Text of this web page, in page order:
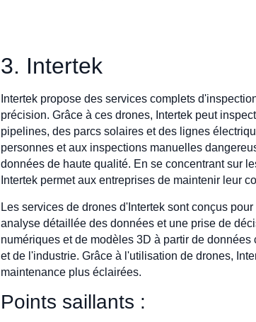
3. Intertek
Intertek propose des services complets
précision. Grâce à ces drones, Intertek peut
pipelines, des parcs solaires et des lignes
personnes et aux inspections manuelles
données de haute qualité. En se concentrant sur
Intertek permet aux entreprises de maintenir leur
Les services de drones d'Intertek sont conçus
analyse détaillée des données et une prise de
numériques et de modèles 3D à partir de
et de l'industrie. Grâce à l'utilisation de drones,
maintenance plus éclairées.
Points saillants :